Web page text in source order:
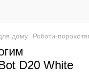
дому Роботи-
D20 White